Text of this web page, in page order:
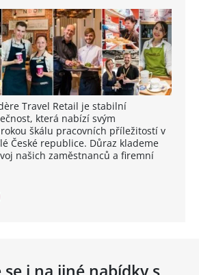
Travel Retail je stabilní
která nabízí svým
škálu pracovních příležitostí v
České republice. Důraz klademe
našich zaměstnanců a firemní